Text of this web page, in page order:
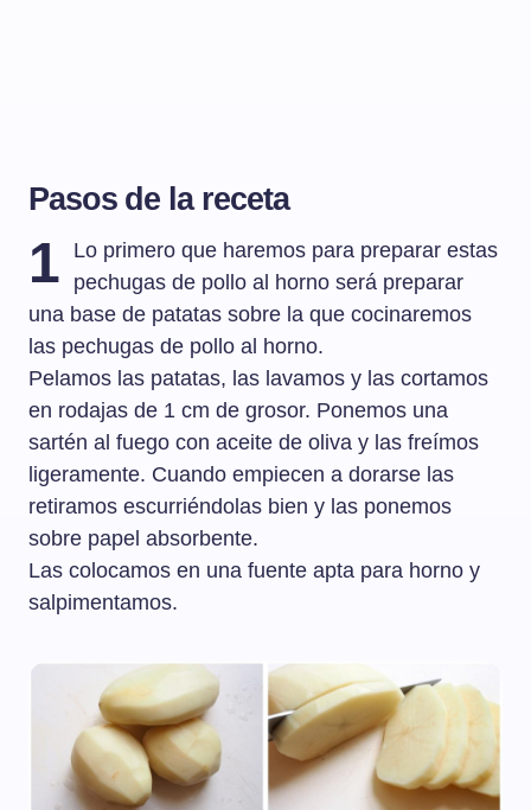
Pasos de la receta
1
Lo primero que haremos para preparar estas
pechugas de pollo al horno será preparar
una base de patatas sobre la que cocinaremos
las pechugas de pollo al horno.
Pelamos las patatas, las lavamos y las cortamos
en rodajas de 1 cm de grosor. Ponemos una
sartén al fuego con aceite de oliva y las freímos
ligeramente. Cuando empiecen a dorarse las
retiramos escurriéndolas bien y las ponemos
sobre papel absorbente.
Las colocamos en una fuente apta para horno y
salpimentamos.